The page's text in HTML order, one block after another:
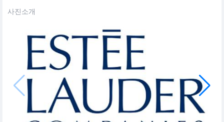
사진소개